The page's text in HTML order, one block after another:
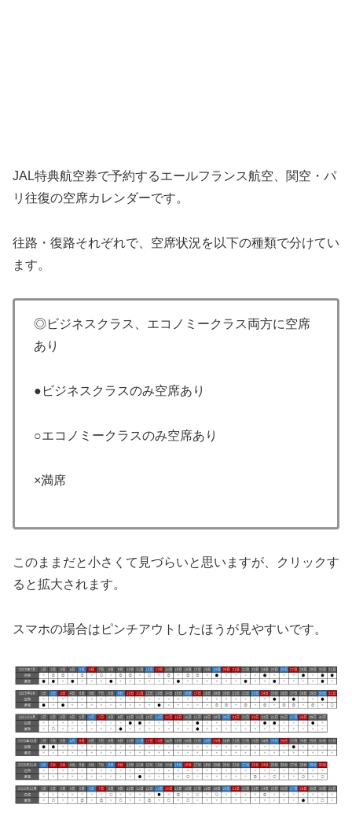
JAL特典航空券で予約するエールフランス航空、関空・パ
リ往復の空席カレンダーです。
往路・復路それぞれで、空席状況を以下の種類で分けてい
ます。
◎ビジネスクラス、エコノミークラス両方に空席
あり
●ビジネスクラスのみ空席あり
○エコノミークラスのみ空席あり
×満席
このままだと小さくて見づらいと思いますが、クリックす
ると拡大されます。
スマホの場合はピンチアウトしたほうが見やすいです。